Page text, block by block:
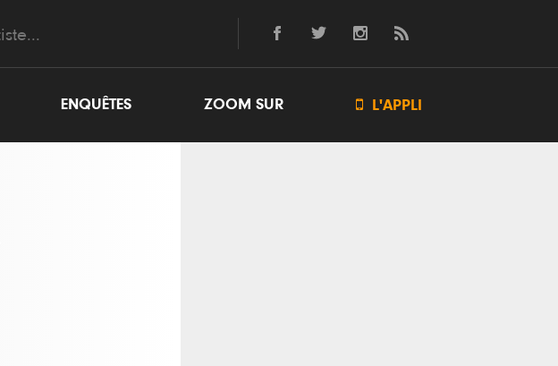
ENQUÊTES ZOOM SUR  L'APPLI